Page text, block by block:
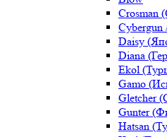
Cybergun
Daisy
Diana
Ekol
Gamo
Gletcher
Gunter
Hatsan